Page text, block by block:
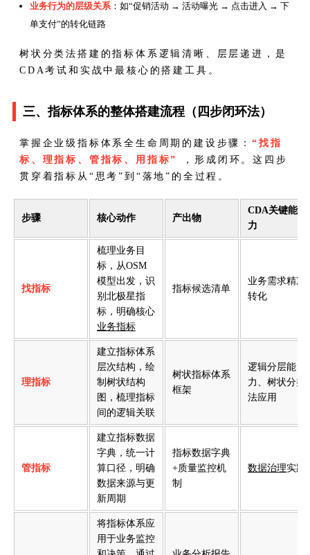
业务行为的层级关系：如“促销活动 → 活动曝光 → 点击进入 → 下
单支付”的转化链路
树状分类法搭建的指标体系逻辑清晰、层层递进，是
CDA考试和实战中最核心的搭建工具。
三、指标体系的整体搭建流程（四步闭环法）
掌握企业级指标体系全生命周期的建设步骤： “找指
标、理指标、管指标、用指标”
，形成闭环。这四步
贯穿着指标从“思考”到“落地”的全过程。
步骤 核心动作 产出物
CDA关键能
力
找指标
梳理业务目
标，从OSM
模型出发，识
别北极星指
标，明确核心
业务指标
指标候选清单
业务需求精准
转化
理指标
建立指标体系
层次结构，绘
制树状结构
图，梳理指标
间的逻辑关联
树状指标体系
框架
逻辑分层能
力、树状分类
法应用
管指标
建立指标数据
字典，统一计
算口径，明确
数据来源与更
新周期
指标数据字典
+质量监控机
制
数据治理实践
将指标体系应
用于业务监控